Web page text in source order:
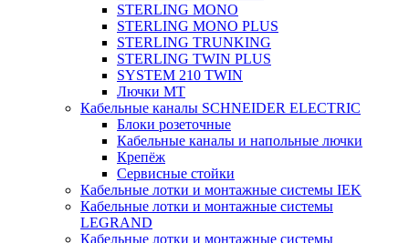
STERLING MONO
STERLING MONO PLUS
STERLING TRUNKING
STERLING TWIN PLUS
SYSTEM 210 TWIN
Лючки MT
Кабельные каналы SCHNEIDER ELECTRIC
Блоки розеточные
Кабельные каналы и напольные лючки
Крепёж
Сервисные стойки
Кабельные лотки и монтажные системы IEK
Кабельные лотки и монтажные системы
LEGRAND
Кабельные лотки и монтажные системы